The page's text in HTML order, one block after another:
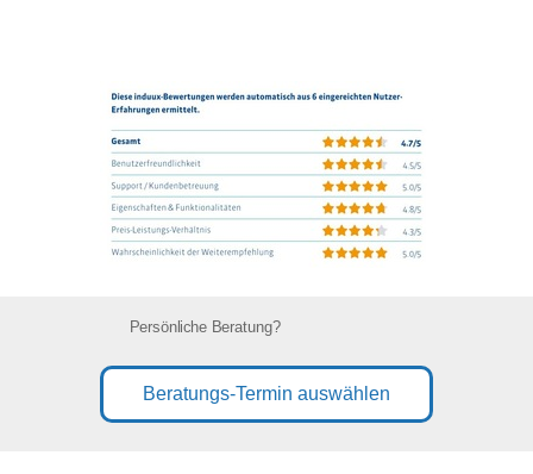
Beratungs-Termin auswählen
Persönliche Beratung?